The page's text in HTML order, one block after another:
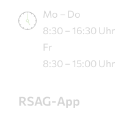
Mo – Do
8:30 – 16:30 Uhr
Fr
8:30 – 15:00 Uhr
RSAG-App